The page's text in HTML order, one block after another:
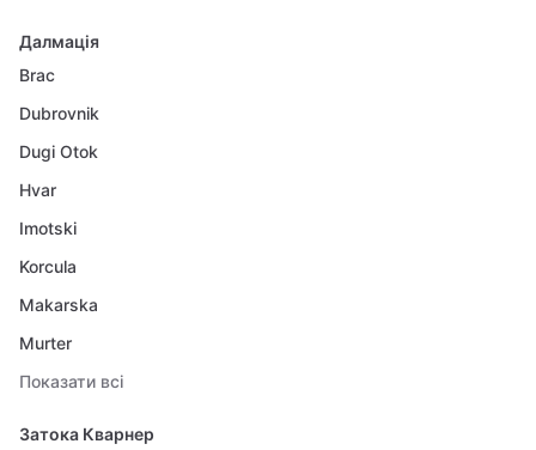
Далмація
Brac
Dubrovnik
Dugi Otok
Hvar
Imotski
Korcula
Makarska
Murter
Показати всі
Затока Кварнер